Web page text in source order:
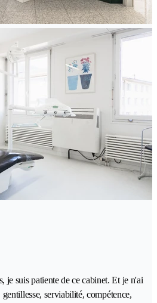
je suis patiente de ce cabinet. Et je n'ai
serviabilité, compétence,